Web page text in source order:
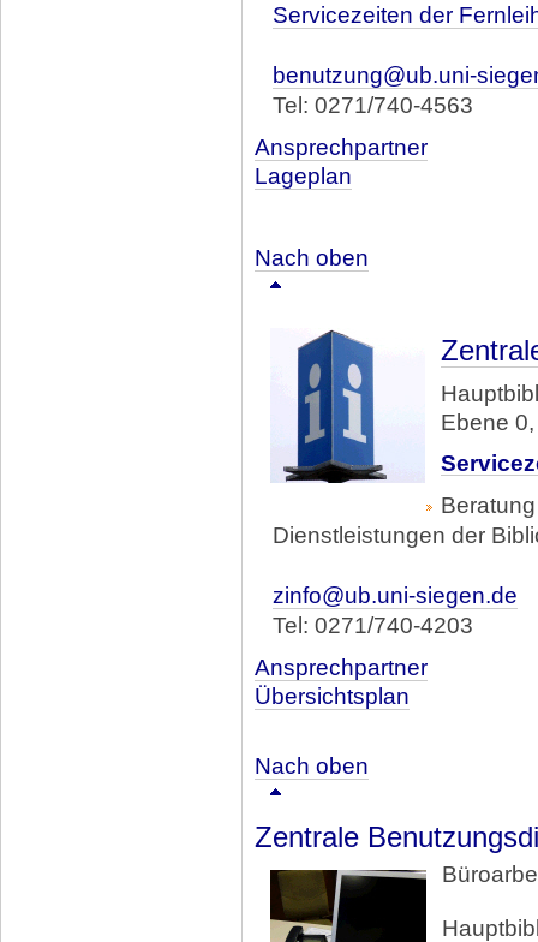
Servicezeiten der
benutzung@ub.uni-
Tel: 0271/740-4563
Ansprechpartner
Lageplan
Nach oben
Ebene
Dienstleistungen der
zinfo@ub.uni-siegen.de
Tel: 0271/740-4203
Ansprechpartner
Übersichtsplan
Nach oben
Zentrale